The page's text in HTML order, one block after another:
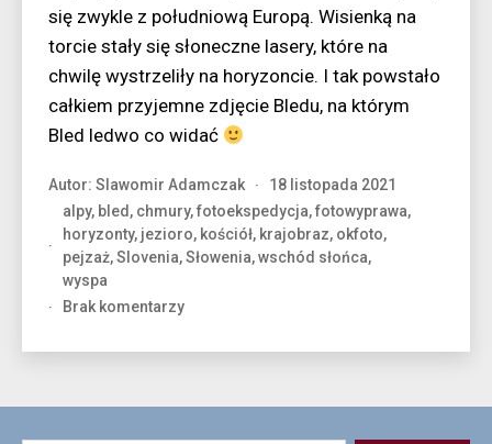
się zwykle z południową Europą. Wisienką na
torcie stały się słoneczne lasery, które na
chwilę wystrzeliły na horyzoncie. I tak powstało
całkiem przyjemne zdjęcie Bledu, na którym
Bled ledwo co widać
Autor: Slawomir Adamczak
18 listopada 2021
alpy, bled , chmury,fotoekspedycja,fotowyprawa,
horyzonty, jezioro, kościół, krajobraz, okfoto,
pejzaż,Slovenia,Słowenia,wschód słońca,
wyspa
Brak komentarzydo
nad